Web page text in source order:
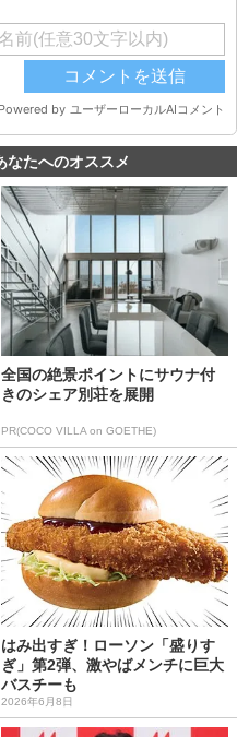
なたへのオススメ
全国の絶景ポイントにサウナ付
きのシェア別荘を展開
PR(COCO VILLA on GOETHE)
はみ出すぎ！ローソン「盛りす
ぎ」第2弾、激やばメンチに巨大
バスチーも
2026年6月8日